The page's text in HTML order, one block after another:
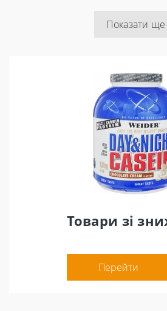
Показати ще
Товари зі
Перейти